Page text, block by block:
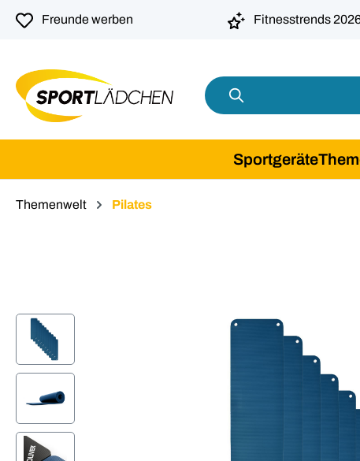
Zur Hauptnavigation springen
Freunde werben Fitnesstrends
Sportgeräte
Themenwelt Pilates
Bildergalerie überspringen